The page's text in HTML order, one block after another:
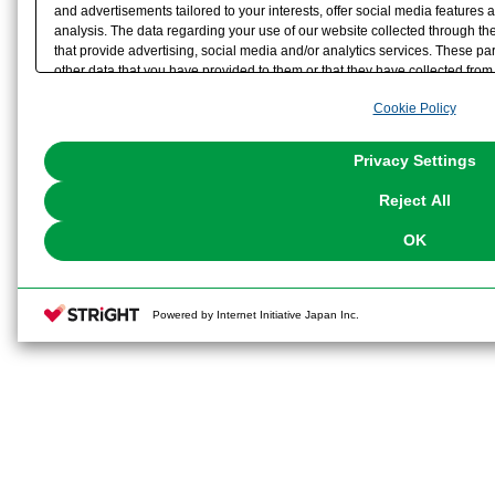
and advertisements tailored to your interests, offer social media features
analysis. The data regarding your use of our website collected through
that provide advertising, social media and/or analytics services. These
other data that you have provided to them or that they have collected
the use of all Cookies except for Strictly Necessary Cookies, please
You can change your consent or rejection settings at any time via
Cookie Policy
Privacy Settings
Reject All
OK
Powered by Internet Initiative Japan Inc.